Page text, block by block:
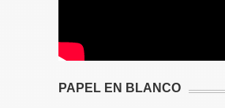
PAPEL EN BLANCO